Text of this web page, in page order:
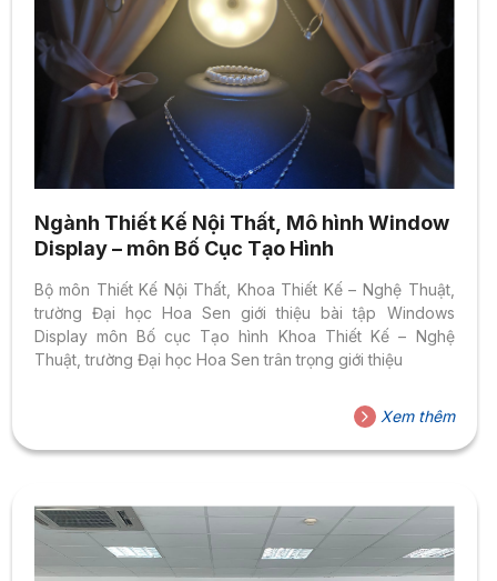
Ngành Thiết Kế Nội Thất, Mô hình Window
Display – môn Bố Cục Tạo Hình
Bộ môn Thiết Kế Nội Thất, Khoa Thiết Kế – Nghệ Thuật,
trường Đại học Hoa Sen giới thiệu bài tập Windows
Display môn Bố cục Tạo hình Khoa Thiết Kế – Nghệ
Thuật, trường Đại học Hoa Sen trân trọng giới thiệu
Xem thêm